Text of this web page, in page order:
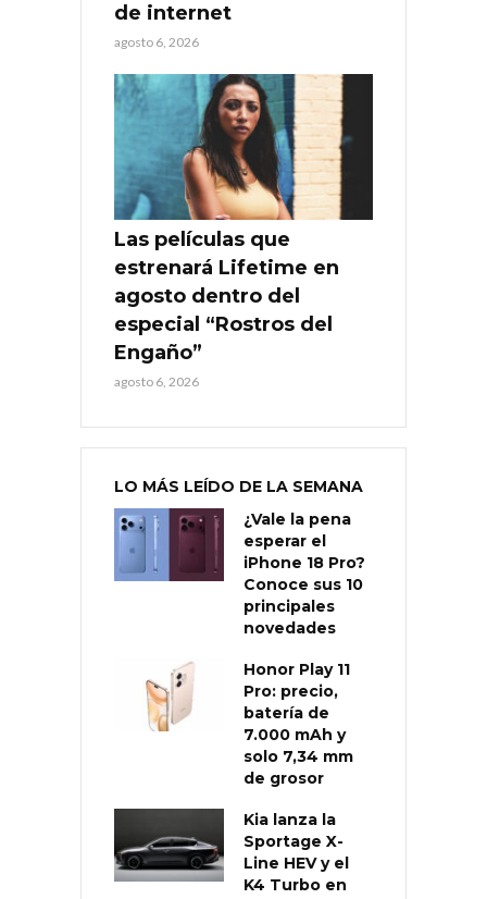
de internet
agosto 6, 2026
Las películas que
estrenará Lifetime en
agosto dentro del
especial “Rostros del
Engaño”
agosto 6, 2026
LO MÁS LEÍDO DE LA SEMANA
¿Vale la pena
esperar el
iPhone 18 Pro?
Conoce sus 10
principales
novedades
Honor Play 11
Pro: precio,
batería de
7.000 mAh y
solo 7,34 mm
de grosor
Kia lanza la
Sportage X-
Line HEV y el
K4 Turbo en